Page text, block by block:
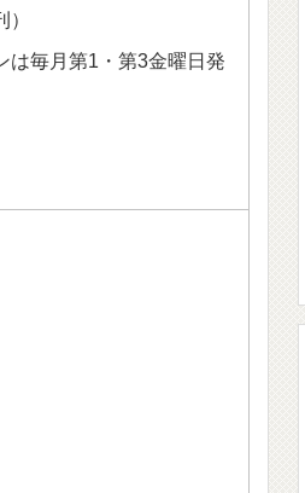
毎月第1・第3金曜日発